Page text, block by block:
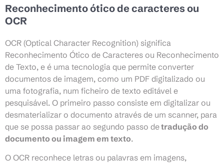
Reconhecimento ótico de caracteres ou
OCR
OCR (Optical Character Recognition) significa
Reconhecimento Ótico de Caracteres ou Reconhecimento
de Texto, e é uma tecnologia que permite converter
documentos de imagem, como um PDF digitalizado ou
uma fotografia, num ficheiro de texto editável e
pesquisável. O primeiro passo consiste em digitalizar ou
desmaterializar o documento através de um scanner, para
que se possa passar ao segundo passo detradução do
documento ou imagem em texto.
O OCR reconhece letras ou palavras em imagens,